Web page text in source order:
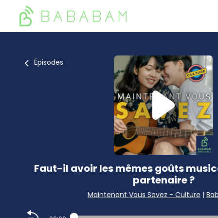
Épisodes
Faut-il avoir les mêmes goûts
partenaire ?
Maintenant Vous Savez - Culture |